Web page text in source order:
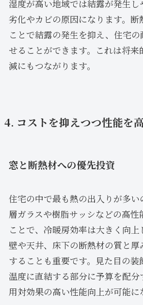
湿度が高い地域では結露が発生し
劣化やカビの原因になります。断
ことで結露の発生を抑え、住宅の
せることができます。これは将来
減にもつながります。
4. コストを抑えつつ性能を
窓と断熱材への優先投資
住宅の中で最も熱の出入りが多い
層ガラスや樹脂サッシなどの高性
ことで、冷暖房効率は大きく向上
壁や天井、床下の断熱材の質と厚
することも重要です。見た目の装
温度に直結する部分に予算を配分
用対効果の高い性能向上が可能に